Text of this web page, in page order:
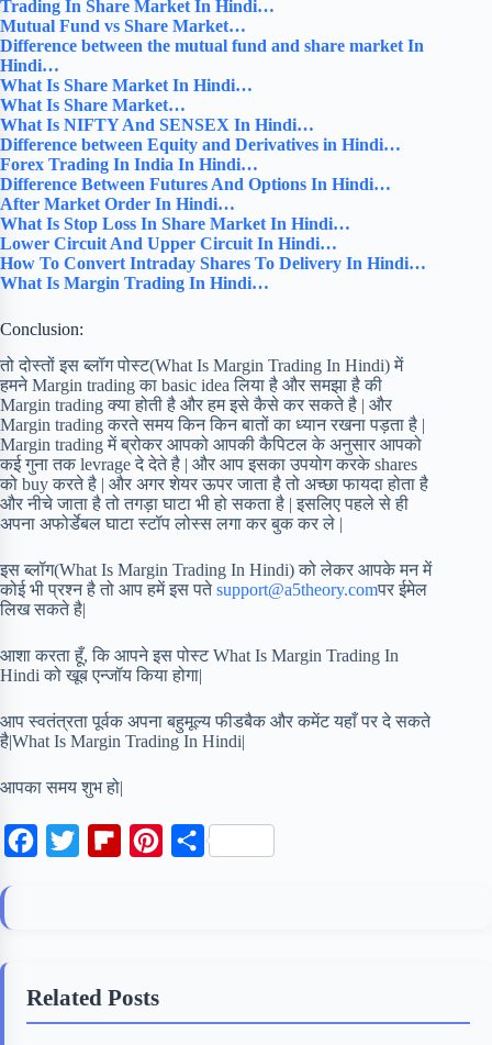
Trading In Share Market In Hindi…
Mutual Fund vs Share Market…
Difference between the mutual fund and share market In
Hindi…
What Is Share Market In Hindi…
What Is Share Market…
What Is NIFTY And SENSEX In Hindi…
Difference between Equity and Derivatives in Hindi…
Forex Trading In India In Hindi…
Difference Between Futures And Options In Hindi…
After Market Order In Hindi…
What Is Stop Loss In Share Market In Hindi…
Lower Circuit And Upper Circuit In Hindi…
How To Convert Intraday Shares To Delivery In Hindi…
What Is Margin Trading In Hindi…
Conclusion:
तो दोस्तों इस ब्लॉग पोस्ट(What Is Margin Trading In Hindi) में
हमने Margin trading का basic idea लिया है और समझा है की
Margin trading क्या होती है और हम इसे कैसे कर सकते है | और
Margin trading करते समय किन किन बातों का ध्यान रखना पड़ता है |
Margin trading में ब्रोकर आपको आपकी कैपिटल के अनुसार आपको
कई गुना तक levrage दे देते है | और आप इसका उपयोग करके shares
को buy करते है | और अगर शेयर ऊपर जाता है तो अच्छा फायदा होता है
और नीचे जाता है तो तगड़ा घाटा भी हो सकता है | इसलिए पहले से ही
अपना अफोर्डेबल घाटा स्टॉप लोस्स लगा कर बुक कर ले |
इस ब्लॉग(What Is Margin Trading In Hindi) को लेकर आपके मन में
कोई भी प्रश्न है तो आप हमें इस पतेsupport@a5theory.comपर ईमेल
लिख सकते है|
आशा करता हूँ, कि आपने इस पोस्ट What Is Margin Trading In
Hindi को खूब एन्जॉय किया होगा|
आप स्वतंत्रता पूर्वक अपना बहुमूल्य फीडबैक और कमेंट यहाँ पर दे सकते
है|What Is Margin Trading In Hindi|
आपका समय शुभ हो|
o
e
o
S
Related Posts